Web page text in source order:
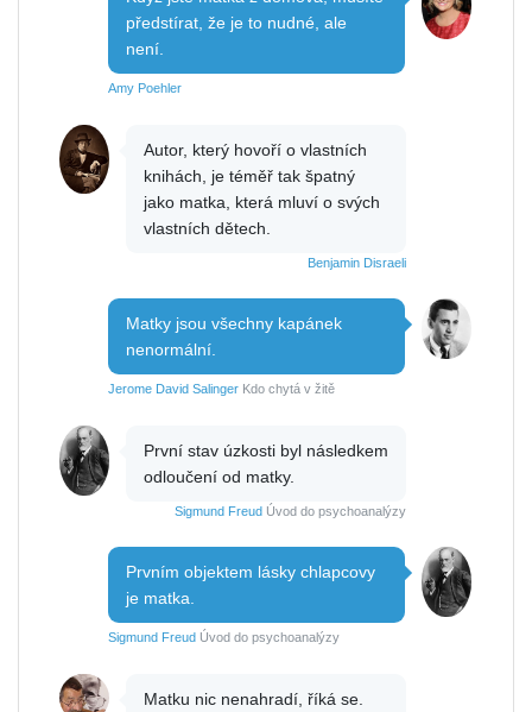
předstírat, že je to nudné, ale
není.
Amy Poehler
Autor, který hovoří o vlastních
knihách, je téměř tak špatný
jako matka, která mluví o svých
vlastních dětech.
Benjamin Disraeli
Matky jsou všechny kapánek
nenormální.
Jerome David Salinger Kdo chytá v žitě
První stav úzkosti byl následkem
odloučení od matky.
Sigmund Freud Úvod do psychoanalýzy
Prvním objektem lásky chlapcovy
je matka.
Sigmund Freud Úvod do psychoanalýzy
Matku nic nenahradí, říká se.